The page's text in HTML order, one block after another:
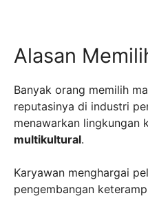
Alasan
Banyak orang memilih
reputasinya di industri
menawarkan lingkungan
multikultural.
Karyawan menghargai
pengembangan